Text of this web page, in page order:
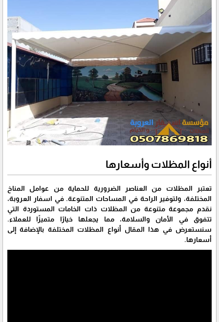
أنواع المظلات وأسعارها
تعتبر المظلات من العناصر الضرورية للحماية من عوامل المناخ
المختلفة، ولتوفير الراحة في المساحات المتنوعة. في اسفار العروبة،
نقدم مجموعة متنوعة من المظلات ذات الخامات المستوردة التي
تتفوق في الأمان والسلامة، مما يجعلها خيارًا متميزًا للعملاء.
سنستعرض في هذا المقال أنواع المظلات المختلفة بالإضافة إلى
أسعارها.